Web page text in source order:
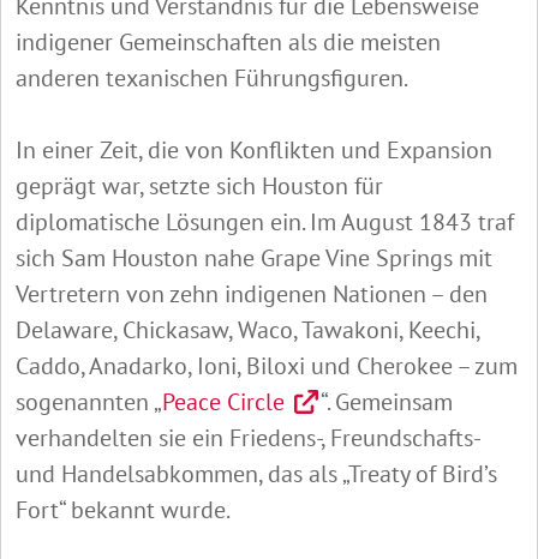
Kenntnis und Verständnis für die Lebensweise
indigener Gemeinschaften als die meisten
anderen texanischen Führungsfiguren.
In einer Zeit, die von Konflikten und Expansion
geprägt war, setzte sich Houston für
diplomatische Lösungen ein. Im August 1843 traf
sich Sam Houston nahe Grape Vine Springs mit
Vertretern von zehn indigenen Nationen – den
Delaware, Chickasaw, Waco, Tawakoni, Keechi,
Caddo, Anadarko, Ioni, Biloxi und Cherokee – zum
sogenannten „Peace Circle
“. Gemeinsam
verhandelten sie ein Friedens-, Freundschafts-
und Handelsabkommen, das als „Treaty of Bird’s
Fort“ bekannt wurde.